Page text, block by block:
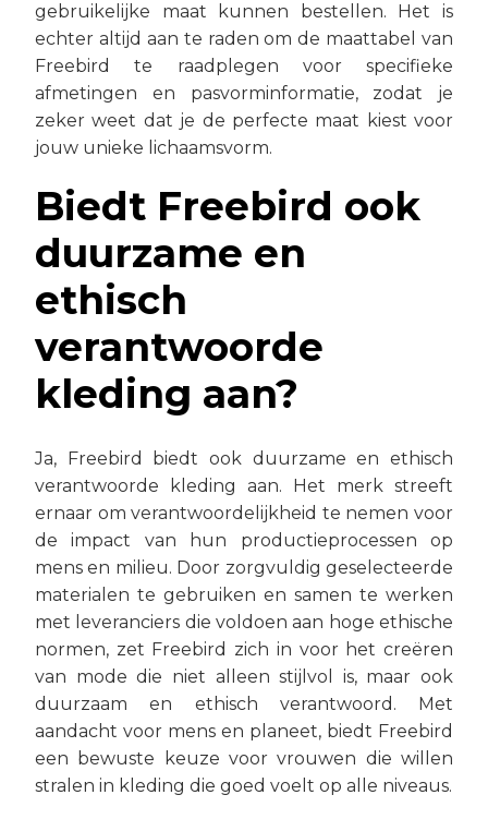
gebruikelijke maat kunnen bestellen. Het is
echter altijd aan te raden om de maattabel van
Freebird te raadplegen voor specifieke
afmetingen en pasvorminformatie, zodat je
zeker weet dat je de perfecte maat kiest voor
jouw unieke lichaamsvorm.
Biedt Freebird ook
duurzame en
ethisch
verantwoorde
kleding aan?
Ja, Freebird biedt ook duurzame en ethisch
verantwoorde kleding aan. Het merk streeft
ernaar om verantwoordelijkheid te nemen voor
de impact van hun productieprocessen op
mens en milieu. Door zorgvuldig geselecteerde
materialen te gebruiken en samen te werken
met leveranciers die voldoen aan hoge ethische
normen, zet Freebird zich in voor het creëren
van mode die niet alleen stijlvol is, maar ook
duurzaam en ethisch verantwoord. Met
aandacht voor mens en planeet, biedt Freebird
een bewuste keuze voor vrouwen die willen
stralen in kleding die goed voelt op alle niveaus.